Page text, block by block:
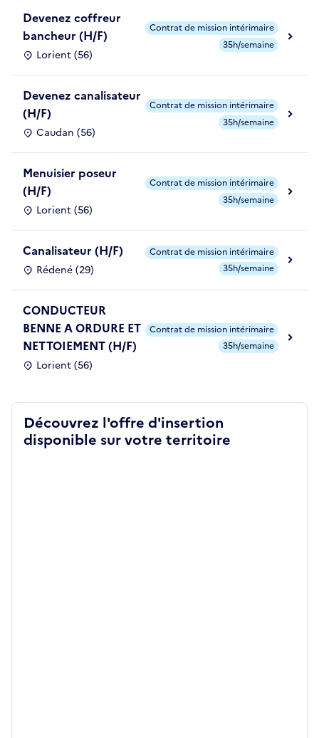
Devenez coffreur
bancheur (H/F)
Lorient (56)
Contrat de mission intérimaire
35h/semaine
Devenez canalisateur
(H/F)
Caudan (56)
Contrat de mission intérimaire
35h/semaine
Menuisier poseur
(H/F)
Lorient (56)
Contrat de mission intérimaire
35h/semaine
Canalisateur (H/F)
Rédené (29)
Contrat de mission intérimaire
35h/semaine
CONDUCTEUR
BENNE A ORDURE ET
NETTOIEMENT (H/F)
Lorient (56)
Contrat de mission intérimaire
35h/semaine
Découvrez l'offre d'insertion
disponible sur votre territoire